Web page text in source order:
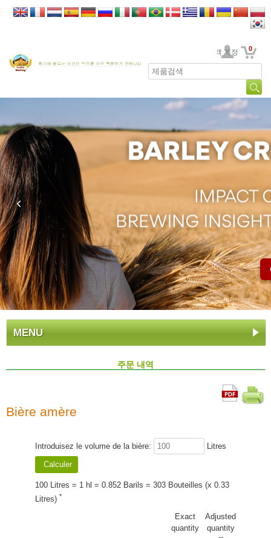
고객 계정 0
MENU
주문 내역
Bière amère
Introduisez le volume de la bière: Litres
100 Litres = 1 hl = 0.852 Barils = 303 Bouteilles (x 0.33
Litres) *
Exact
quantity
Adjusted
quantity